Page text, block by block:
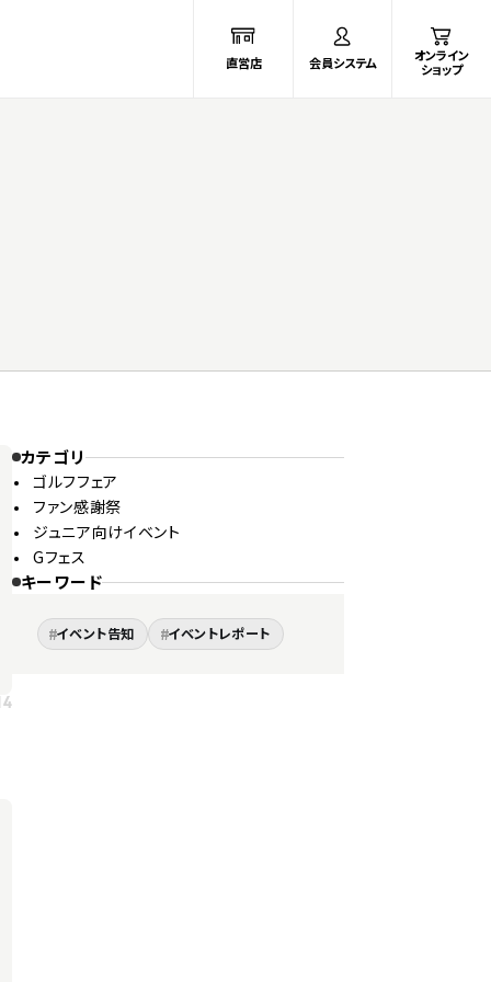
直営店 会員システム
オンライン
ショップ
カテゴリ
ゴルフフェア
ファン感謝祭
ジュニア向けイベント
Gフェス
キーワード
#イベント告知 #イベントレポート